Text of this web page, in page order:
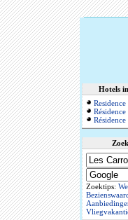
Hotels
Zoektips: